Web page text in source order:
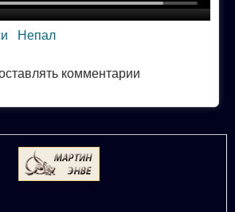
Непал
комментарии